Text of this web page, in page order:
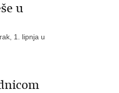
u
1. lipnja u